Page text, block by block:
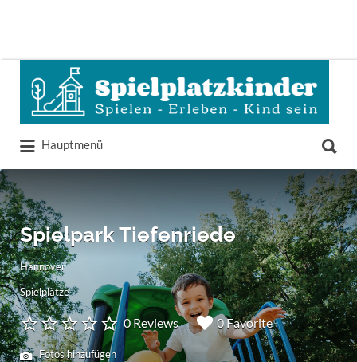
Suchen
nach:
Hauptmenü
nach:
Spielpark Tiefenriede
Hannover
Spielplätze
0 Reviews 0 Favorite
Fotos hinzufügen